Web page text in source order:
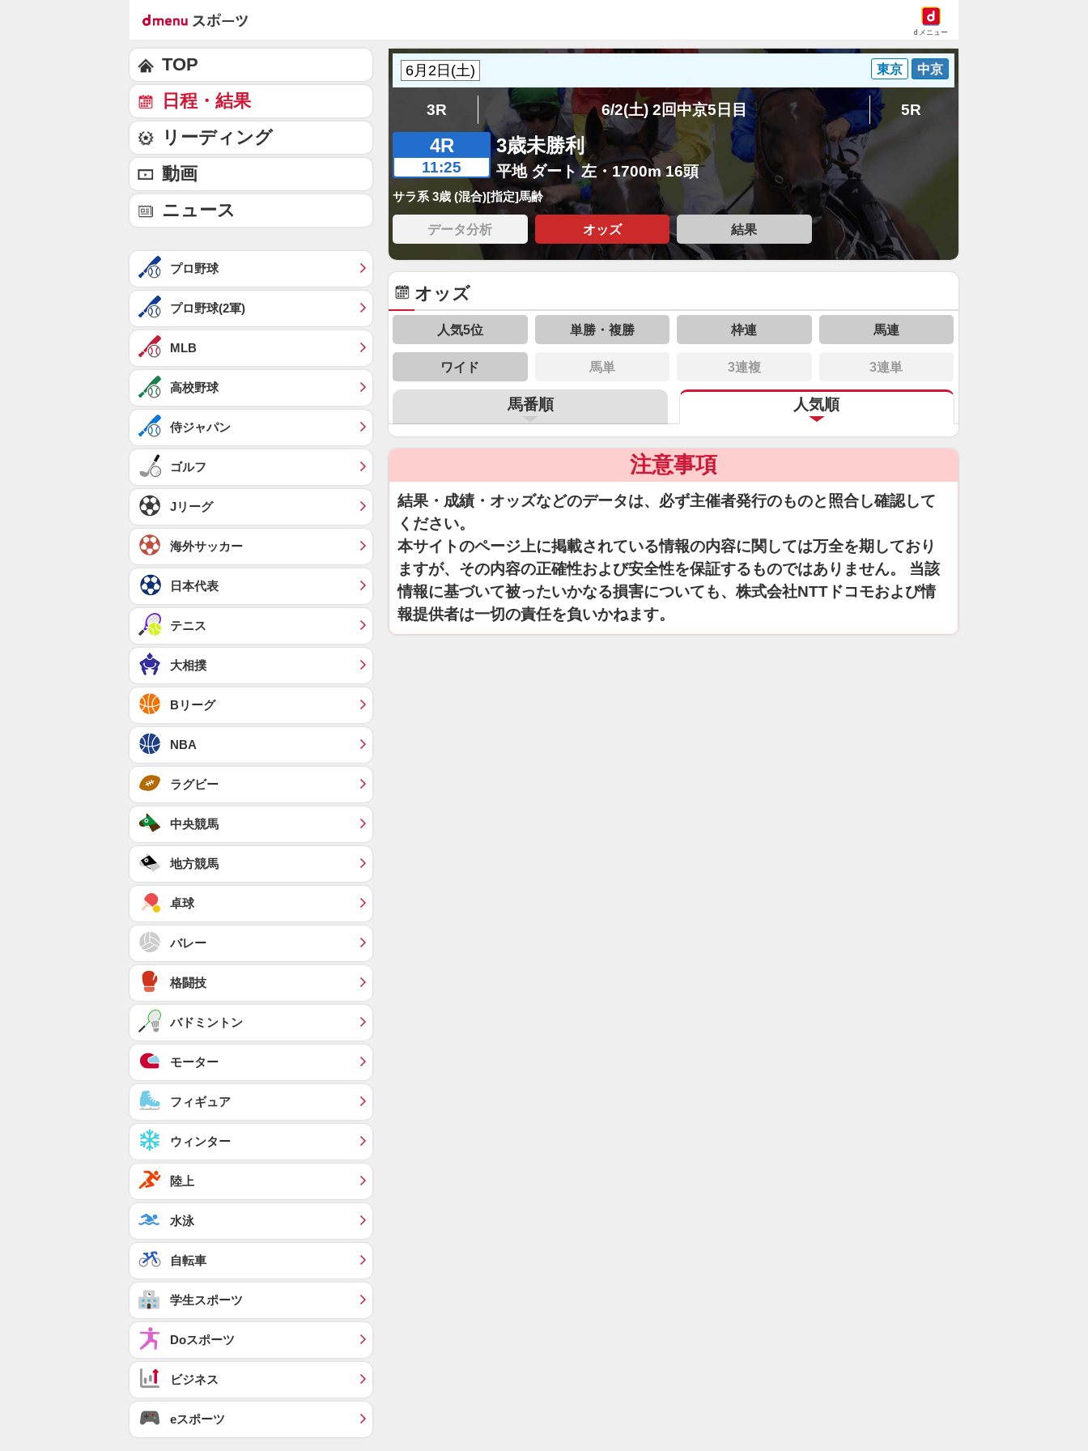
dメニュー
東京 中京
3R 6/2(土) 2回中京5日目 5R
4R
11:25
3歳未勝利
平地 ダート 左・1700m 16頭
サラ系 3歳 (混合)[指定]馬齢
データ分析 オッズ 結果
オッズ
人気5位 単勝・複勝 枠連 馬連
ワイド 馬単 3連複 3連単
馬番順 人気順
注意事項
結果・成績・オッズなどのデータは、必ず主催者発行のものと照合し確認して
ください。
本サイトのページ上に掲載されている情報の内容に関しては万全を期しており
ますが、その内容の正確性および安全性を保証するものではありません。 当該
情報に基づいて被ったいかなる損害についても、株式会社NTTドコモおよび情
報提供者は一切の責任を負いかねます。
TOP
日程・結果
リーディング
動画
ニュース
プロ野球
プロ野球(2軍)
MLB
高校野球
侍ジャパン
ゴルフ
Jリーグ
海外サッカー
日本代表
テニス
大相撲
Bリーグ
NBA
ラグビー
中央競馬
地方競馬
卓球
バレー
格闘技
バドミントン
モーター
フィギュア
ウィンター
陸上
水泳
自転車
学生スポーツ
Doスポーツ
ビジネス
eスポーツ